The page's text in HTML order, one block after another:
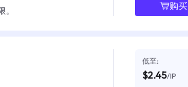
购买
低至:
$2.45/IP